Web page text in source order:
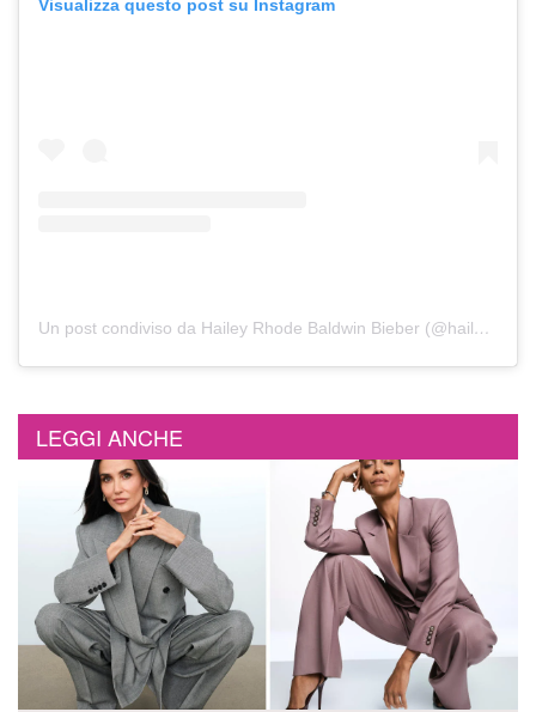
Visualizza questo post su Instagram
Un post condiviso da Hailey Rhode Baldwin Bieber (@haileybieber)
LEGGI ANCHE